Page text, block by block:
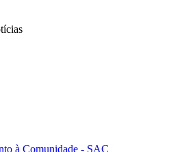
à Comunidade - SAC